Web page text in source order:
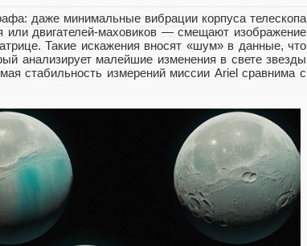
даже минимальные вибрации корпуса телескопа
двигателей-маховиков — смещают изображение
Такие искажения вносят «шум» в данные, что
анализирует малейшие изменения в свете звезды
стабильность измерений миссии Ariel сравнима с